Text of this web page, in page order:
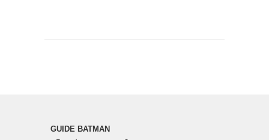
GUIDE BATMAN